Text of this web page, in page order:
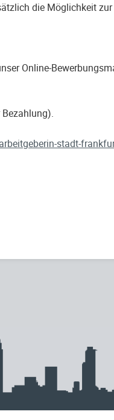
die Möglichkeit
Online-
stadt-